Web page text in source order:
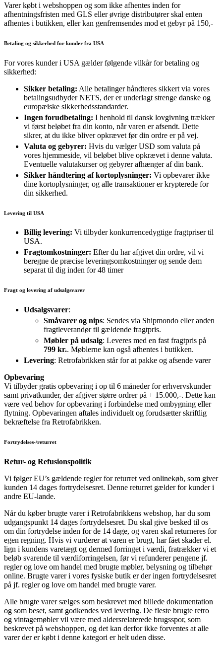
Varer købt i webshoppen og som ikke afhentes inden for
afhentningsfristen med GLS eller øvrige distributører skal enten
afhentes i butikken, eller kan genfremsendes mod et gebyr på 150,-
Betaling og sikkerhed for kunder fra USA
For vores kunder i USA gælder følgende vilkår for betaling og
sikkerhed:
Sikker betaling: Alle betalinger håndteres sikkert via vores
betalingsudbyder NETS, der er underlagt strenge danske og
europæiske sikkerhedsstandarder.
Ingen forudbetaling: I henhold til dansk lovgivning trækker
vi først beløbet fra din konto, når varen er afsendt. Dette
sikrer, at du ikke bliver opkrævet før din ordre er på vej.
Valuta og gebyrer: Hvis du vælger USD som valuta på
vores hjemmeside, vil beløbet blive opkrævet i denne valuta.
Eventuelle valutakurser og gebyrer afhænger af din bank.
Sikker håndtering af kortoplysninger: Vi opbevarer ikke
dine kortoplysninger, og alle transaktioner er krypterede for
din sikkerhed.
Levering til USA
Billig levering: Vi tilbyder konkurrencedygtige fragtpriser til
USA.
Fragtomkostninger: Efter du har afgivet din ordre, vil vi
beregne de præcise leveringsomkostninger og sende dem
separat til dig inden for 48 timer
Fragt og levering af udsalgsvarer
Udsalgsvarer:
Småvarer og nips: Sendes via Shipmondo eller anden
fragtleverandør til gældende fragtpris.
Møbler på udsalg: Leveres med en fast fragtpris på
799 kr.. Møblerne kan også afhentes i butikken.
Levering: Retrofabrikken står for at pakke og afsende varer
Opbevaring
Vi tilbyder gratis opbevaring i op til 6 måneder for erhvervskunder
samt privatkunder, der afgiver større ordrer på + 15.000,-. Dette kan
være ved behov for opbevaring i forbindelse med ombygning eller
flytning. Opbevaringen aftales individuelt og forudsætter skriftlig
bekræftelse fra Retrofabrikken.
Fortrydelses-/returret
Retur- og Refusionspolitik
Vi følger EU’s gældende regler for returret ved onlinekøb, som giver
kunden 14 dages fortrydelsesret. Denne returret gælder for kunder i
andre EU-lande.
Når du køber brugte varer i Retrofabrikkens webshop, har du som
udgangspunkt 14 dages fortrydelsesret. Du skal give besked til os
om din fortrydelse inden for de 14 dage, og varen skal returneres for
egen regning. Hvis vi vurderer at varen er brugt, har fået skader el.
lign i kundens varetægt og dermed forringet i værdi, fratrækker vi et
beløb svarende til værdiforringelsen, før vi refunderer pengene jf.
regler og love om handel med brugte møbler, belysning og tilbehør
online. Brugte varer i vores fysiske butik er der ingen fortrydelsesret
på jf. regler og love om handel med brugte varer.
Alle brugte varer sælges som beskrevet med billede dokumentation
og som beset, samt godkendes ved levering. De fleste brugte retro
og vintagemøbler vil være med aldersrelaterede brugsspor, som
beskrevet på webshoppen, og det kan derfor ikke forventes at alle
varer der er købt i denne kategori er helt uden disse.